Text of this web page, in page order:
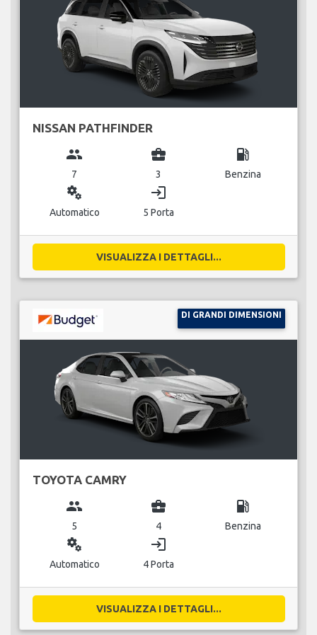
NISSAN PATHFINDER
group
7
business_center
3
local_gas_station
Benzina
miscellaneous_services
Automatico
login
5 Porta
VISUALIZZA I DETTAGLI...
DI GRANDI DIMENSIONI
TOYOTA CAMRY
group
5
business_center
4
local_gas_station
Benzina
miscellaneous_services
Automatico
login
4 Porta
VISUALIZZA I DETTAGLI...